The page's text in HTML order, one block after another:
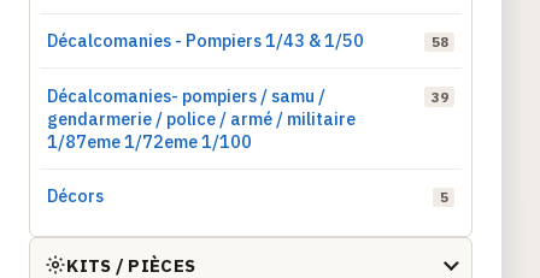
Décalcomanies - Pompiers 1/43 & 1/50 58
Décalcomanies- pompiers / samu /
gendarmerie / police / armé / militaire
1/87eme 1/72eme 1/100
39
Décors 5
KITS / PIÈCES